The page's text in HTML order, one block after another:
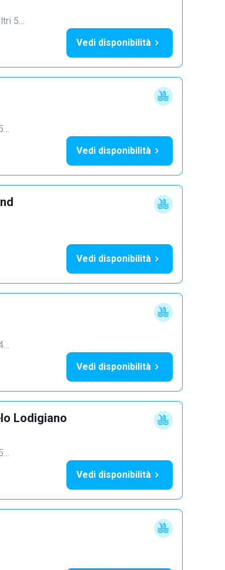
5…
Vedi disponibilità
Vedi disponibilità
Vedi disponibilità
Vedi disponibilità
Lodigiano
Vedi disponibilità